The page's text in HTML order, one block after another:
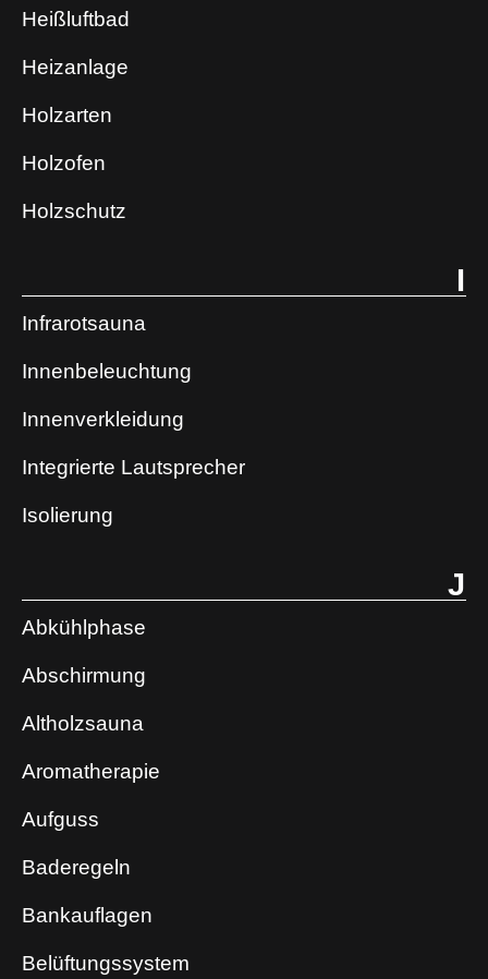
Heißluftbad
Heizanlage
Holzarten
Holzofen
Holzschutz
I
Infrarotsauna
Innenbeleuchtung
Innenverkleidung
Integrierte Lautsprecher
Isolierung
J
Abkühlphase
Abschirmung
Altholzsauna
Aromatherapie
Aufguss
Baderegeln
Bankauflagen
Belüftungssystem